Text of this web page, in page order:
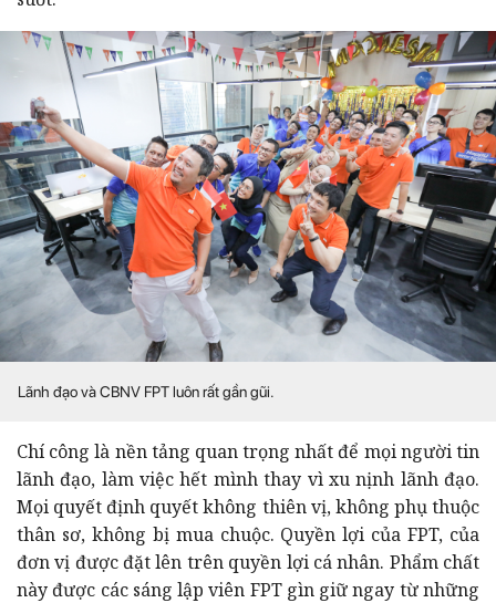
Lãnh đạo và CBNV FPT luôn rất gần gũi.
Chí công là nền tảng quan trọng nhất để mọi người tin
lãnh đạo, làm việc hết mình thay vì xu nịnh lãnh đạo.
Mọi quyết định quyết không thiên vị, không phụ thuộc
thân sơ, không bị mua chuộc. Quyền lợi của FPT, của
đơn vị được đặt lên trên quyền lợi cá nhân. Phẩm chất
này được các sáng lập viên FPT gìn giữ ngay từ những